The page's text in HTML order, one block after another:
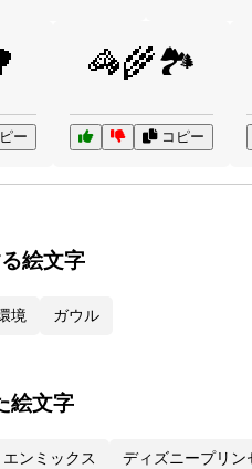
ー
🦓🌾🏞️
コピー
絵文字
境 ガウル
絵文字
エンミックス ディズニープリン